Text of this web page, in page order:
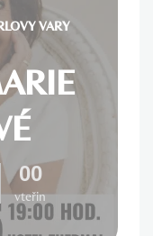
VARY
00
vteřin